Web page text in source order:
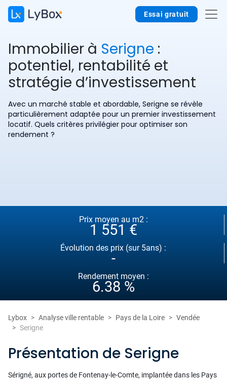
Essai gratuit
Immobilier à Serigne :
potentiel, rentabilité et
stratégie d’investissement
Avec un marché stable et abordable, Serigne se révèle
particulièrement adaptée pour un premier investissement
locatif. Quels critères privilégier pour optimiser son
rendement ?
Prix moyen au m2 :
1 551 €
Évolution des prix (sur 5ans) :
-
Rendement moyen :
6.38 %
Lybox Analyse ville rentable Pays de la Loire
Vendée
Serigne
Présentation de Serigne
Sérigné, aux portes de Fontenay-le-Comte, implantée dans les Pays